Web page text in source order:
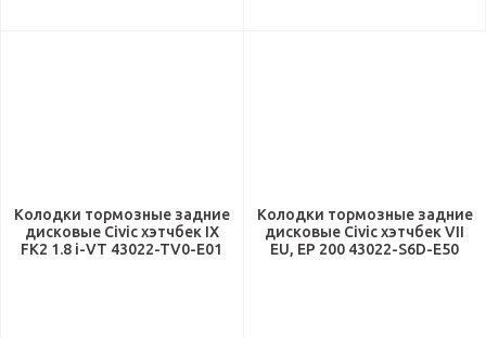
Колодки тормозные задние
дисковые Civic хэтчбек IX
FK2 1.8 i-VT 43022-TV0-E01
Колодки тормозные задние
дисковые Civic хэтчбек VII
EU, EP 200 43022-S6D-E50